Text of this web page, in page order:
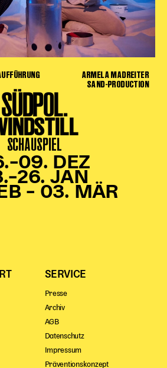
ARMELA MADREITER
SAND-PRODUCTION
SÜDPOL.
SCHAUSPIEL
DEZ
JAN
– 03. MÄR
SERVICE
Presse
Archiv
AGB
Datenschutz
Impressum
Präventionskonzept